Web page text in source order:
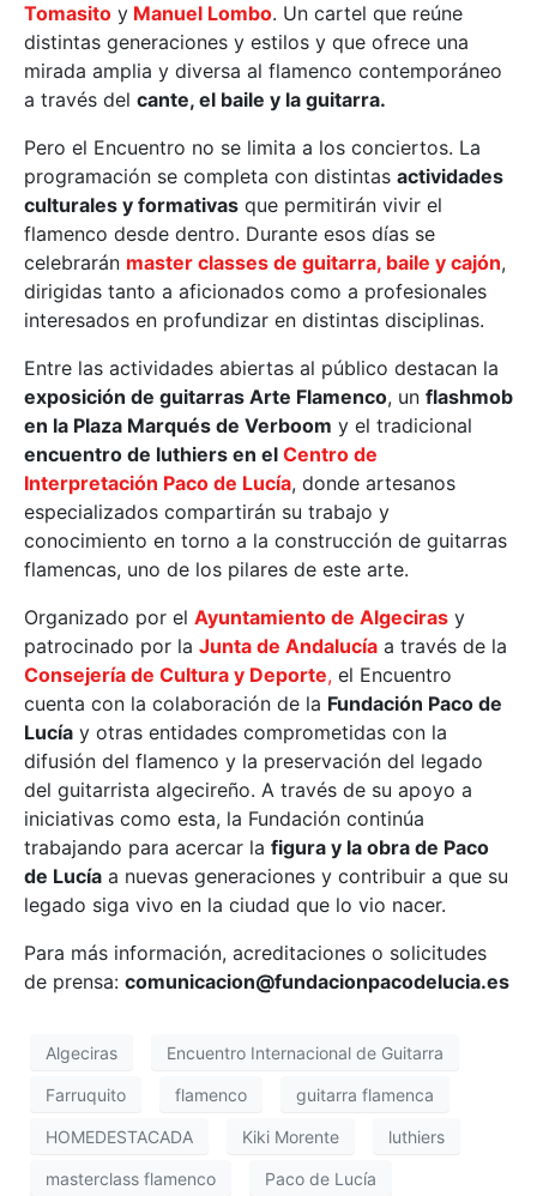
Tomasito y Manuel Lombo. Un cartel que reúne
distintas generaciones y estilos y que ofrece una
mirada amplia y diversa al flamenco contemporáneo
a través del cante, el baile y la guitarra.
Pero el Encuentro no se limita a los conciertos. La
programación se completa con distintas actividades
culturales y formativas que permitirán vivir el
flamenco desde dentro. Durante esos días se
celebrarán master classes de guitarra, baile y cajón,
dirigidas tanto a aficionados como a profesionales
interesados en profundizar en distintas disciplinas.
Entre las actividades abiertas al público destacan la
exposición de guitarras Arte Flamenco, un flashmob
en la Plaza Marqués de Verboom y el tradicional
encuentro de luthiers en el Centro de
Interpretación Paco de Lucía, donde artesanos
especializados compartirán su trabajo y
conocimiento en torno a la construcción de guitarras
flamencas, uno de los pilares de este arte.
Organizado por el Ayuntamiento de Algeciras y
patrocinado por la Junta de Andalucía a través de la
Consejería de Cultura y Deporte, el Encuentro
cuenta con la colaboración de la Fundación Paco de
Lucía y otras entidades comprometidas con la
difusión del flamenco y la preservación del legado
del guitarrista algecireño. A través de su apoyo a
iniciativas como esta, la Fundación continúa
trabajando para acercar la figura y la obra de Paco
de Lucía a nuevas generaciones y contribuir a que su
legado siga vivo en la ciudad que lo vio nacer.
Para más información, acreditaciones o solicitudes
de prensa: comunicacion@fundacionpacodelucia.es
Algeciras Encuentro Internacional de Guitarra
Farruquito flamenco guitarra flamenca
HOMEDESTACADA Kiki Morente luthiers
masterclass flamenco Paco de Lucía